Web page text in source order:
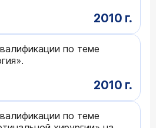
2010 г.
по теме
2010 г.
по теме